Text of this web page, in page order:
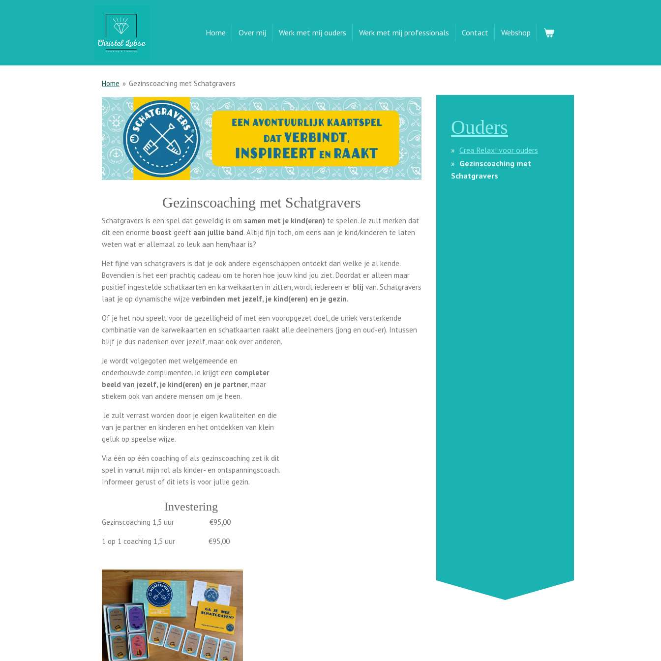
Home Over mij Werk met mij ouders Werk met mij professionals Contact Webshop
Home » Gezinscoaching met Schatgravers
Gezinscoaching met Schatgravers
Schatgravers is een spel dat geweldig is om samen met je kind(eren) te spelen. Je zult merken dat
dit een enorme boost geeft aan jullie band. Altijd fijn toch, om eens aan je kind/kinderen te laten
weten wat er allemaal zo leuk aan hem/haar is?
Het fijne van schatgravers is dat je ook andere eigenschappen ontdekt dan welke je al kende.
Bovendien is het een prachtig cadeau om te horen hoe jouw kind jou ziet. Doordat er alleen maar
positief ingestelde schatkaarten en karweikaarten in zitten, wordt iedereen er blij van. Schatgravers
laat je op dynamische wijze verbinden met jezelf, je kind(eren) en je gezin.
Of je het nou speelt voor de gezelligheid of met een vooropgezet doel, de uniek versterkende
combinatie van de karweikaarten en schatkaarten raakt alle deelnemers (jong en oud-er). Intussen
blijf je dus nadenken over jezelf, maar ook over anderen.
Je wordt volgegoten met welgemeende en
onderbouwde complimenten. Je krijgt een completer
beeld van jezelf, je kind(eren) en je partner, maar
stiekem ook van andere mensen om je heen.
Je zult verrast worden door je eigen kwaliteiten en die
van je partner en kinderen en het ontdekken van klein
geluk op speelse wijze.
Via één op één coaching of als gezinscoaching zet ik dit
spel in vanuit mijn rol als kinder- en ontspanningscoach.
Informeer gerust of dit iets is voor jullie gezin.
Investering
Gezinscoaching 1,5 uur €95,00
1 op 1 coaching 1,5 uur €95,00
Ouders
Crea Relax! voor ouders
Gezinscoaching met
Schatgravers